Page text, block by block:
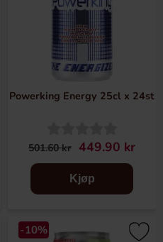
Powerking Energy 25cl x 24st
501.60 kr 449.90 kr
Kjøp
-10%